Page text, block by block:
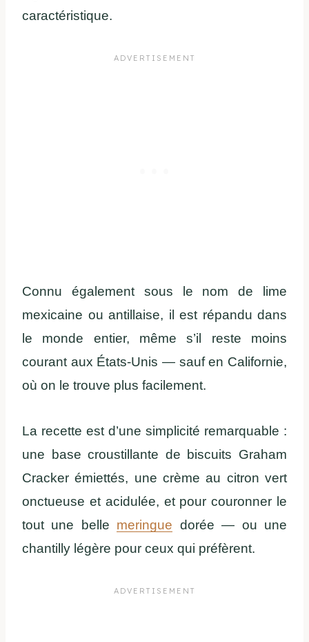
caractéristique.
Connu également sous le nom de lime
mexicaine ou antillaise, il est répandu dans
le monde entier, même s’il reste moins
courant aux États-Unis — sauf en Californie,
où on le trouve plus facilement.
La recette est d’une simplicité remarquable :
une base croustillante de biscuits Graham
Cracker émiettés, une crème au citron vert
onctueuse et acidulée, et pour couronner le
tout une belle meringue dorée — ou une
chantilly légère pour ceux qui préfèrent.